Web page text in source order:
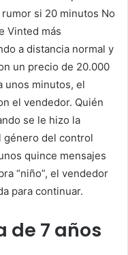
si 20 minutos No
Vinted más
a distancia normal y
un precio de 20.000
unos minutos, el
el vendedor. Quién
se le hizo la
género del control
quince mensajes
“niño”, el vendedor
para continuar.
de 7 años